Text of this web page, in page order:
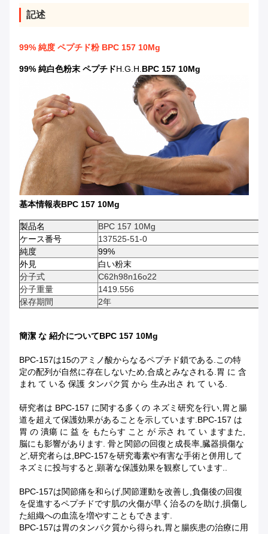
記述
99% 純度 ペプチド粉 BPC 157 10Mg
99% 純白色粉末 ペプチドH.G.H.BPC 157 10Mg
基本情報表BPC 157 10Mg
製品名
BPC 157 10Mg
ケース番号
137525-51-0
純度
99%
外見
白い粉末
分子式
C62h98n16o22
分子重量
1419.556
保存期間
2年
簡潔 な 紹介についてBPC 157 10Mg
BPC-157は15のアミノ酸からなるペプチド鎖である.この特
定の配列が自然に存在しないため,合成とみなされる.胃 に 含
まれ て いる 保護 タンパク質 から 生み出さ れ て いる.
研究者は BPC-157 に関する多くの ネズミ研究を行い,胃と腸
道を超えて保護効果があることを示しています.BPC-157 は
胃 の 潰瘍 に 益 を もたらす こと が 示さ れ て い ますまた,
脳にも影響があります. 骨と関節の回復と成長率,臓器損傷な
ど,研究者らは,BPC-157を研究毒素や有害な手術と併用して
ネズミに投与すると,顕著な保護効果を観察しています..
BPC-157は関節痛を和らげ,関節運動を改善し,負傷後の回復
を促進するペプチドです肌の火傷が早く治るのを助け,損傷し
た組織への血流を増やすこともできます.
BPC-157は胃のタンパク質から得られ,胃と腸疾患の治療に用